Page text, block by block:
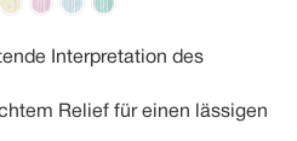
Interpretation des
Relief für einen lässigen